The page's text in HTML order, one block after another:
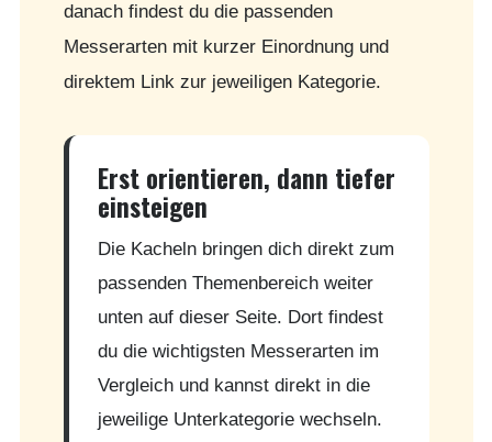
danach findest du die passenden
Messerarten mit kurzer Einordnung und
direktem Link zur jeweiligen Kategorie.
Erst orientieren, dann tiefer
einsteigen
Die Kacheln bringen dich direkt zum
passenden Themenbereich weiter
unten auf dieser Seite. Dort findest
du die wichtigsten Messerarten im
Vergleich und kannst direkt in die
jeweilige Unterkategorie wechseln.